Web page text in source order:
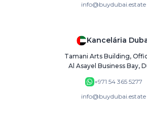
info@buydubai.estate
Kancelária
Tamani Arts Building,
Al Asayel Business Bay,
+971 54 365 5277
info@buydubai.estate